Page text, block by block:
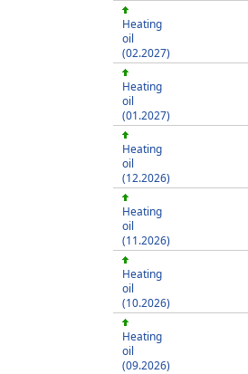
Heating
oil
(02.2027)
Heating
oil
(01.2027)
Heating
oil
(12.2026)
Heating
oil
(11.2026)
Heating
oil
(10.2026)
Heating
oil
(09.2026)